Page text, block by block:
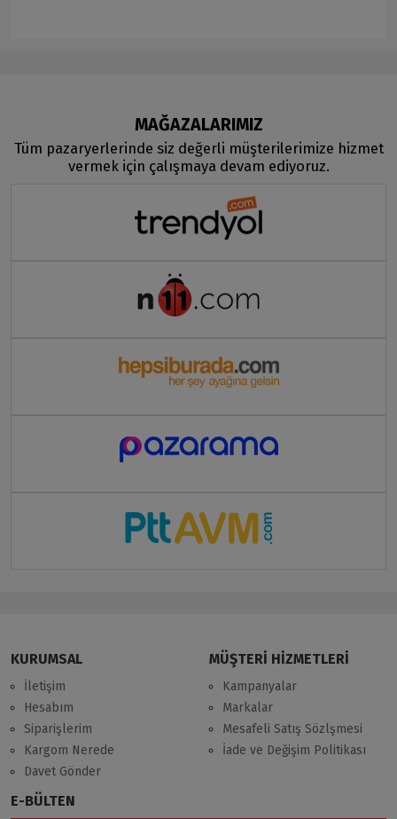
MAĞAZALARIMIZ
Tüm pazaryerlerinde siz değerli müşterilerimize hizmet
vermek için çalışmaya devam ediyoruz.
KURUMSAL
İletişim
Hesabım
Siparişlerim
Kargom Nerede
Davet Gönder
MÜŞTERİ HİZMETLERİ
Kampanyalar
Markalar
Mesafeli Satış Sözlşmesi
İade ve Değişim Politikası
E-BÜLTEN